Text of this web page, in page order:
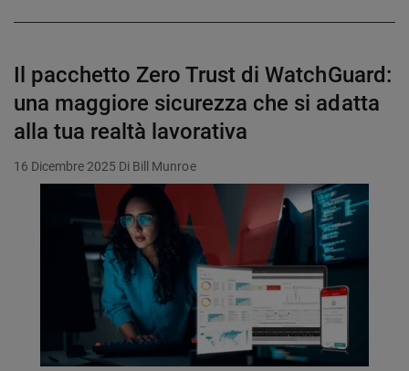
Il pacchetto Zero Trust di WatchGuard:
una maggiore sicurezza che si adatta
alla tua realtà lavorativa
16 Dicembre 2025 Di Bill Munroe